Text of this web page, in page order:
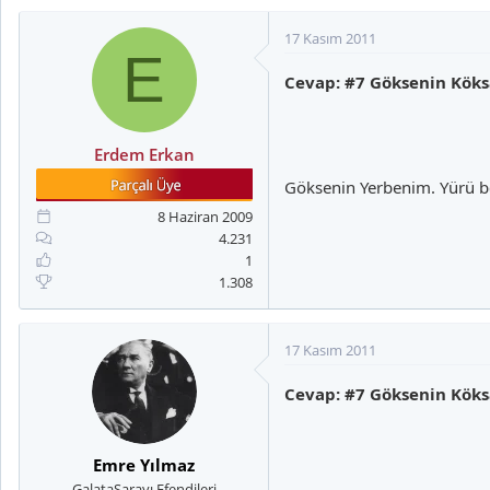
E
Erdem Erkan
8 Haziran 2009
4.231
1
1.308
17 Kasım 2011
Cevap: #7 Göksenin
Göksenin Yerbenim. Yürü
Emre Yılmaz
17 Kasım 2011
Cevap: #7 Göksenin